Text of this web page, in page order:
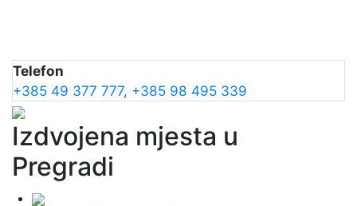
Telefon
+385 49 377 777, +385 98 495 339
Izdvojena mjesta u
Pregradi